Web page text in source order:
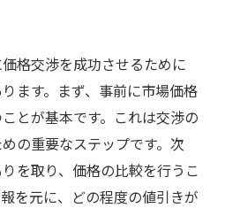
格交渉を成功させるために
ます。まず、事前に市場価格
とが基本です。これは交渉の
の重要なステップです。次
を取り、価格の比較を行うこ
を元に、どの程度の値引きが